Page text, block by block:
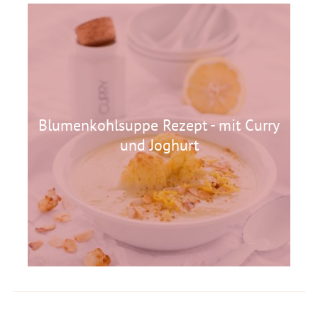
Blumenkohlsuppe Rezept - mit Curry
und Joghurt